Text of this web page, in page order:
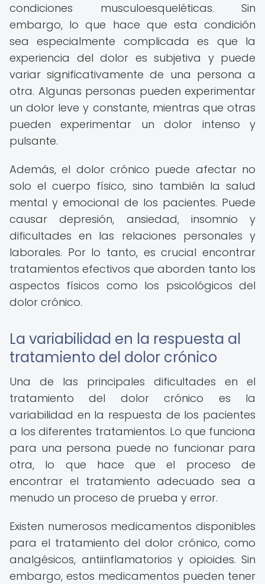
condiciones musculoesqueléticas. Sin
embargo, lo que hace que esta condición
sea especialmente complicada es que la
experiencia del dolor es subjetiva y puede
variar significativamente de una persona a
otra. Algunas personas pueden experimentar
un dolor leve y constante, mientras que otras
pueden experimentar un dolor intenso y
pulsante.
Además, el dolor crónico puede afectar no
solo el cuerpo físico, sino también la salud
mental y emocional de los pacientes. Puede
causar depresión, ansiedad, insomnio y
dificultades en las relaciones personales y
laborales. Por lo tanto, es crucial encontrar
tratamientos efectivos que aborden tanto los
aspectos físicos como los psicológicos del
dolor crónico.
La variabilidad en la respuesta al
tratamiento del dolor crónico
Una de las principales dificultades en el
tratamiento del dolor crónico es la
variabilidad en la respuesta de los pacientes
a los diferentes tratamientos. Lo que funciona
para una persona puede no funcionar para
otra, lo que hace que el proceso de
encontrar el tratamiento adecuado sea a
menudo un proceso de prueba y error.
Existen numerosos medicamentos disponibles
para el tratamiento del dolor crónico, como
analgésicos, antiinflamatorios y opioides. Sin
embargo, estos medicamentos pueden tener